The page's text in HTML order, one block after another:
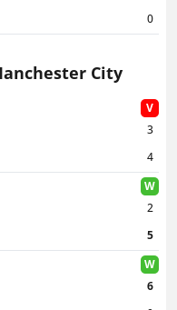
0
City
V
4
3
W
2
5
W
6